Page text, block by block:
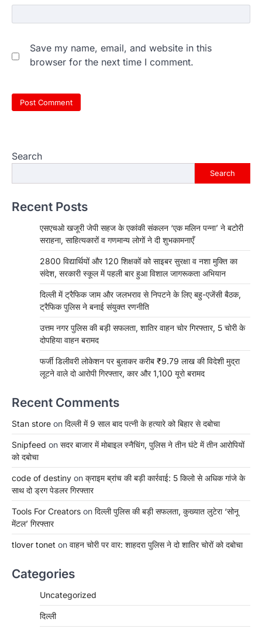
Save my name, email, and website in this
browser for the next time I comment.
Search
Search
Recent Posts
एसएचओ खजूरी जेपी सहज के एकांकी संकलन ‘एक मलिन पन्ना’ ने बटोरी
सराहना, साहित्यकारों व गणमान्य लोगों ने दी शुभकामनाएँ
2800 विद्यार्थियों और 120 शिक्षकों को साइबर सुरक्षा व नशा मुक्ति का
संदेश, सरकारी स्कूल में पहली बार हुआ विशाल जागरूकता अभियान
दिल्ली में ट्रैफिक जाम और जलभराव से निपटने के लिए बहु-एजेंसी बैठक,
ट्रैफिक पुलिस ने बनाई संयुक्त रणनीति
उत्तम नगर पुलिस की बड़ी सफलता, शातिर वाहन चोर गिरफ्तार, 5 चोरी के
दोपहिया वाहन बरामद
फर्जी डिलीवरी लोकेशन पर बुलाकर करीब ₹9.79 लाख की विदेशी मुद्रा
लूटने वाले दो आरोपी गिरफ्तार, कार और 1,100 यूरो बरामद
Recent Comments
Stan store on दिल्ली में 9 साल बाद पत्नी के हत्यारे को बिहार से दबोचा
Snipfeed on सदर बाजार में मोबाइल स्नैचिंग, पुलिस ने तीन घंटे में तीन आरोपियों
को दबोचा
code of destiny on क्राइम ब्रांच की बड़ी कार्रवाई: 5 किलो से अधिक गांजे के
साथ दो ड्रग पेडलर गिरफ्तार
Tools For Creators on दिल्ली पुलिस की बड़ी सफलता, कुख्यात लुटेरा ‘सोनू
मेंटल’ गिरफ्तार
tlover tonet on वाहन चोरी पर वार: शाहदरा पुलिस ने दो शातिर चोरों को दबोचा
Categories
Uncategorized
दिल्ली